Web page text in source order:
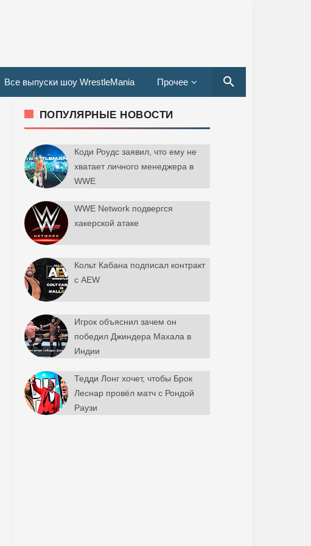
Все выпуски шоу WrestleMania Прочее
ПОПУЛЯРНЫЕ НОВОСТИ
Коди Роудс заявил, что ему не
хватает личного менеджера в
WWE
WWE Network подвергся
хакерской атаке
Кольт Кабана подписал контракт
с AEW
Игрок объяснил зачем он
победил Джиндера Махала в
Индии
Тедди Лонг хочет, чтобы Брок
Леснар провёл матч с Рондой
Раузи